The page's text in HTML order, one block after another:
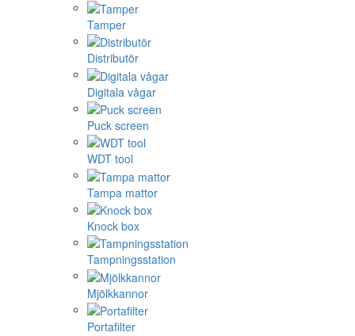
Tamper
Distributör
Digitala vågar
Puck screen
WDT tool
Tampa mattor
Knock box
Tampningsstation
Mjölkkannor
Portafilter